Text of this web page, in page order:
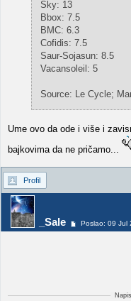
Sky: 13
Bbox: 7.5
BMC: 6.3
Cofidis: 7.5
Saur-Sojasun: 8.5
Vacansoleil: 5
Source: Le Cycle;
Ume ovo da ode i više i
bajkovima da ne pričamo...
Profil
_Sale Poslao: 09 Jul